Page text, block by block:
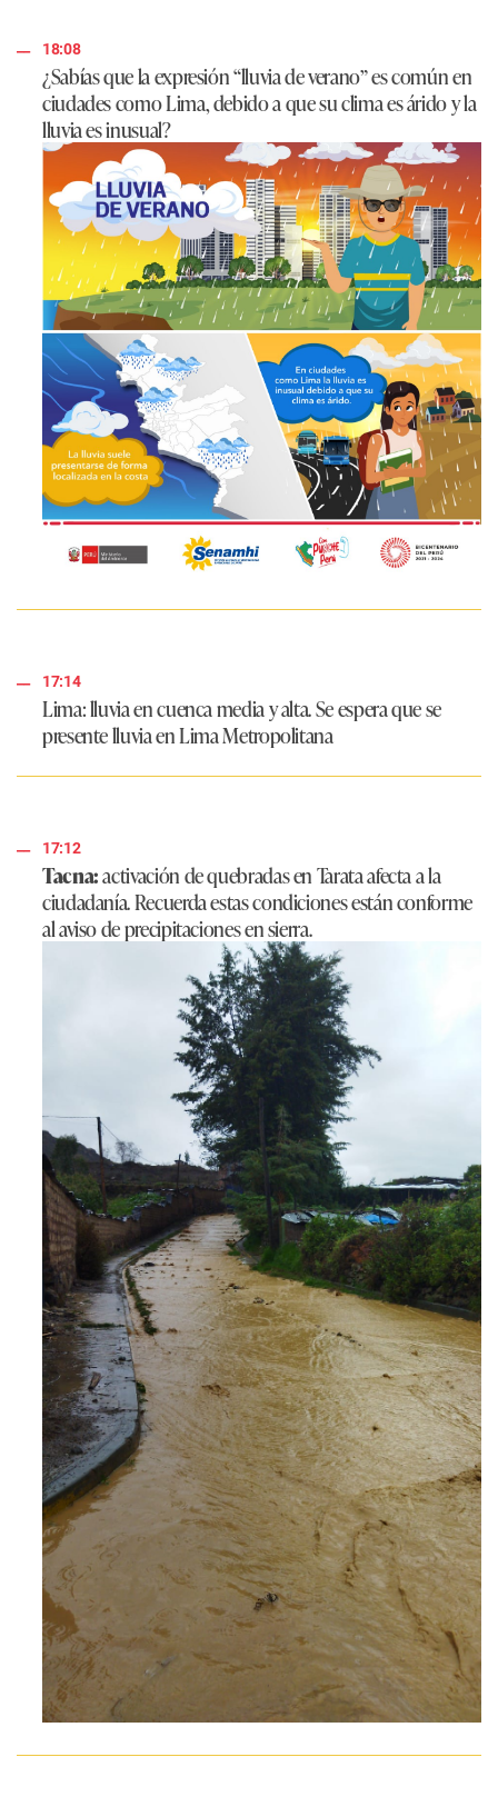
18:08
¿Sabías que la expresión “lluvia de verano” es común en
ciudades como Lima, debido a que su clima es árido y la
lluvia es inusual?
17:14
Lima: lluvia en cuenca media y alta. Se espera que se
presente lluvia en Lima Metropolitana
17:12
Tacna:activación de quebradas en Tarata afecta a la
ciudadanía. Recuerda estas condiciones están conforme
al aviso de precipitaciones en sierra.